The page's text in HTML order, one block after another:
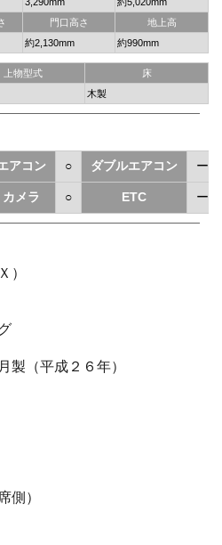
3,290mm
約5,020mm
門口高さ
地上高
約2,130mm 約990mm
上物型式
床
木製
アコン ○ ダブルエアコン ー
カメラ ○ ETC ー
）
製（平成２６年）
側）